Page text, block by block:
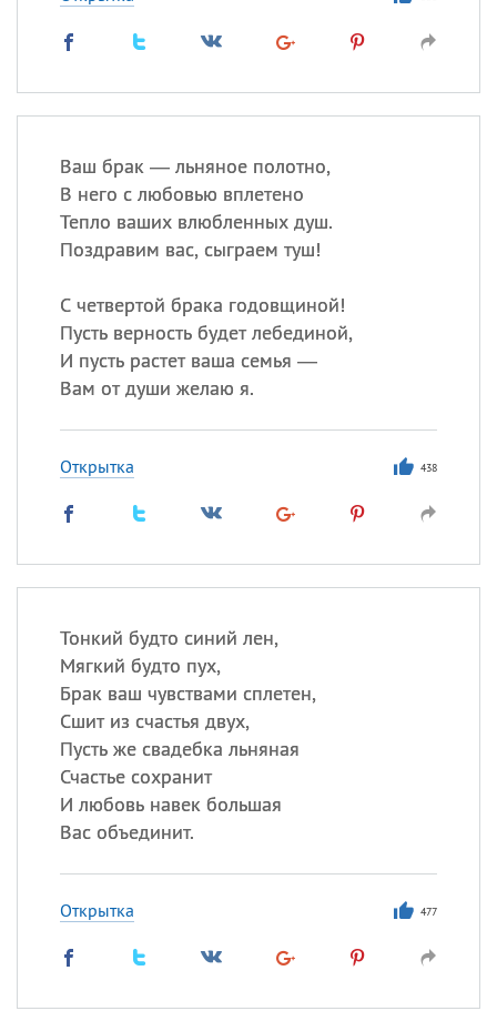
Ваш брак — льняное полотно,
В него с любовью вплетено
Тепло ваших влюбленных душ.
Поздравим вас, сыграем туш!
С четвертой брака годовщиной!
Пусть верность будет лебединой,
И пусть растет ваша семья —
Вам от души желаю я.
Открытка 438
Тонкий будто синий лен,
Мягкий будто пух,
Брак ваш чувствами сплетен,
Сшит из счастья двух,
Пусть же свадебка льняная
Счастье сохранит
И любовь навек большая
Вас объединит.
Открытка 477